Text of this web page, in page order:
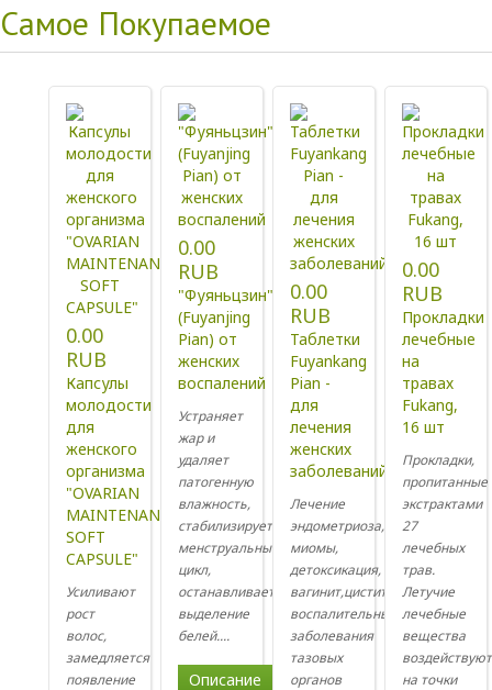
Самое Покупаемое
0.00
RUB
Капсулы
молодости
для
женского
организма
"OVARIAN
MAINTENANCE
SOFT
CAPSULE"
Усиливают
рост
волос,
замедляется
появление
0.00
RUB
"Фуяньцзин"
(Fuyanjing
Pian) от
женских
воспалений
Устраняет
жар и
удаляет
патогенную
влажность,
стабилизирует
менструальный
цикл,
останавливает
выделение
белей....
Описание
0.00
RUB
Таблетки
Fuyankang
Pian -
для
лечения
женских
заболеваний
Лечение
эндометриоза,
миомы,
детоксикация,
вагинит,цистит,
воспалительные
заболевания
тазовых
органов
0.00
RUB
Прокладки
лечебные
на
травах
Fukang,
16 шт
Прокладки,
пропитанные
экстрактами
27
лечебных
трав.
Летучие
лечебные
вещества
воздействуют
на точки